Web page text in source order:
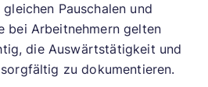
Pauschalen und
bei Arbeitnehmern gelten
die Auswärtstätigkeit und
zu dokumentieren.